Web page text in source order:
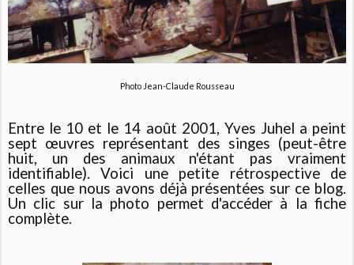
Photo Jean-Claude Rousseau
Entre le 10 et le 14 août 2001, Yves Juhel a peint
sept œuvres représentant des singes (peut-être
huit, un des animaux n'étant pas vraiment
identifiable). Voici une petite rétrospective de
celles que nous avons déjà présentées sur ce blog.
Un clic sur la photo permet d'accéder à la fiche
complète.